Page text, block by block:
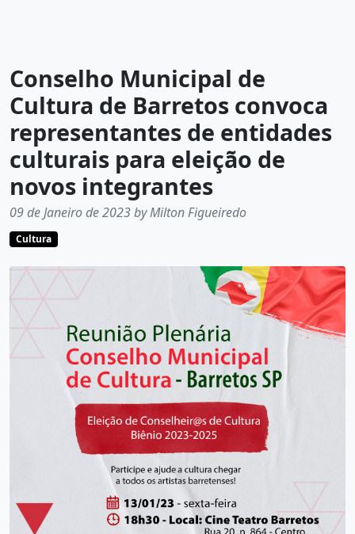
Conselho Municipal de
Cultura de Barretos convoca
representantes de entidades
culturais para eleição de
novos integrantes
09 de Janeiro de 2023 by Milton Figueiredo
Cultura